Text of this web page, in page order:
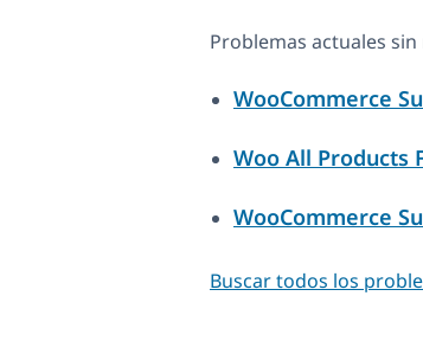
Problemas actuales sin
WooCommerce
Woo All Products
WooCommerce
Buscar todos los